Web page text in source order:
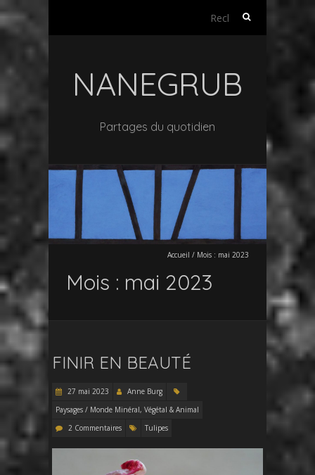
Rechercher :
NANEGRUB
Partages du quotidien
Accueil / Mois : mai 2023
Mois : mai 2023
FINIR EN BEAUTÉ
27 mai 2023
Anne Burg
Paysages / Monde Minéral, Végétal & Animal
2 Commentaires
Tulipes